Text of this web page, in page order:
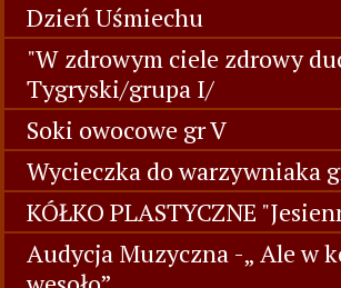
Dzień Uśmiechu
"W zdrowym ciele zdrowy
Tygryski/grupa I/
Soki owocowe gr V
Wycieczka do warzywniaka
KÓŁKO PLASTYCZNE
Audycja Muzyczna -„ Ale w